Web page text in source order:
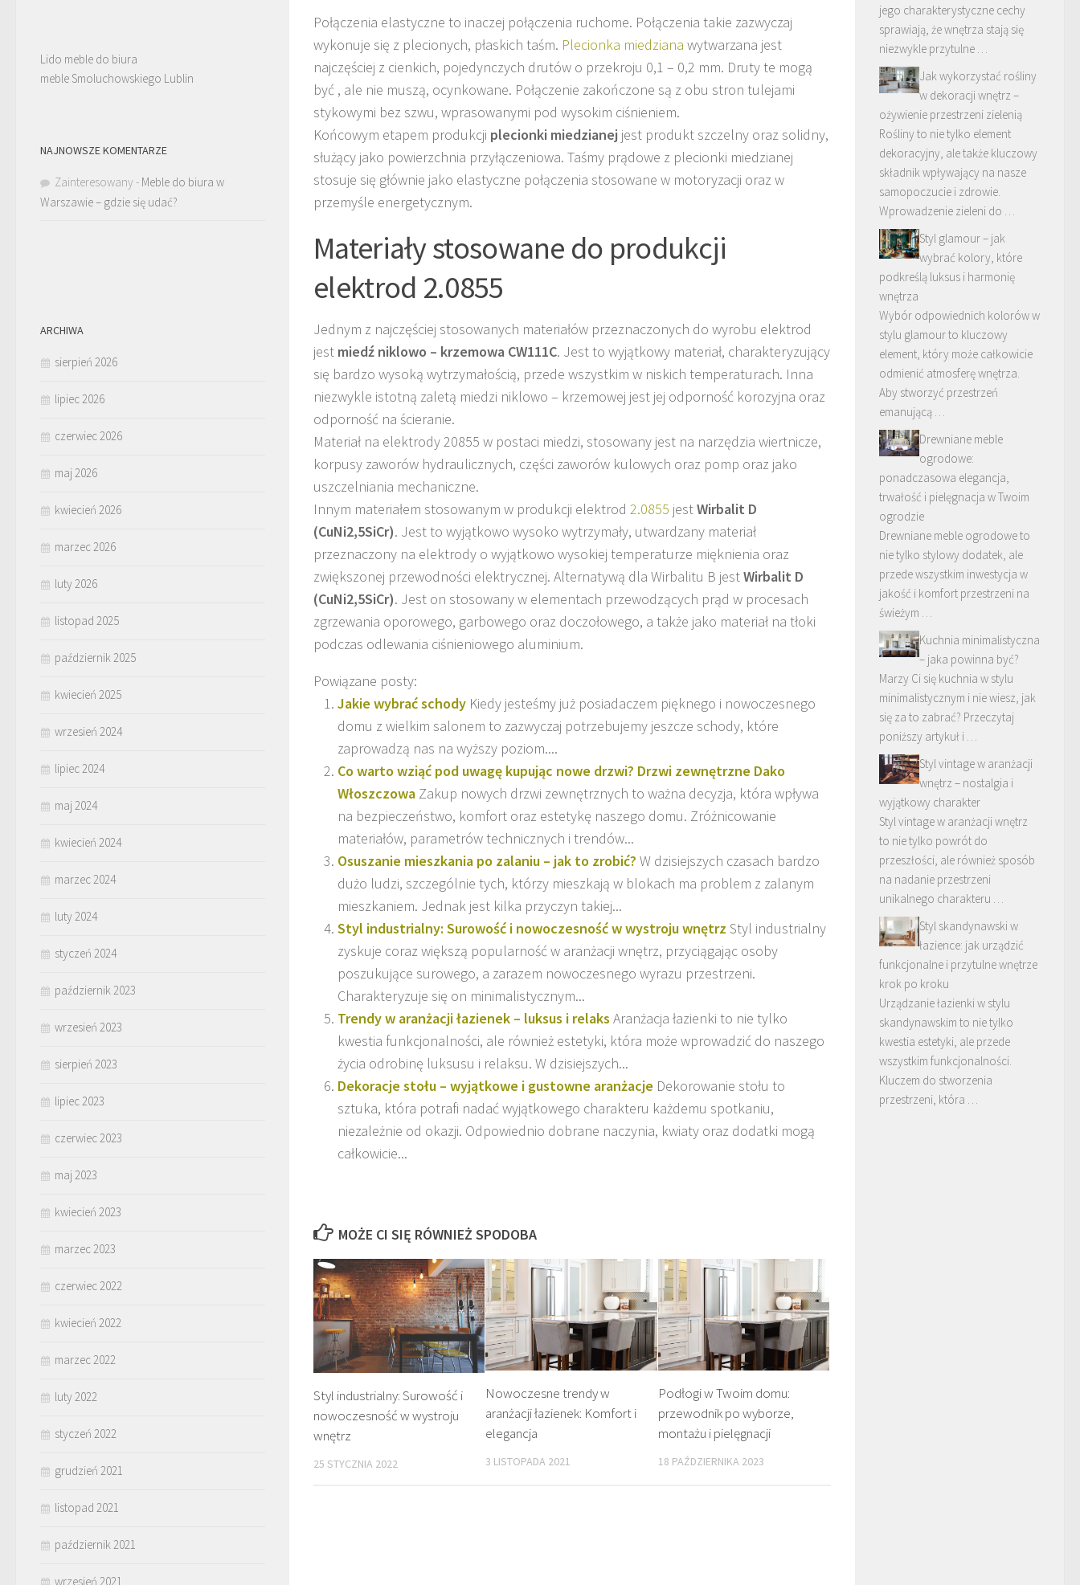
Połączenia elastyczne to inaczej połączenia ruchome. Połączenia takie zazwyczaj
wykonuje się z plecionych, płaskich taśm. Plecionka miedziana wytwarzana jest
najczęściej z cienkich, pojedynczych drutów o przekroju 0,1 – 0,2 mm. Druty te mogą
być , ale nie muszą, ocynkowane. Połączenie zakończone są z obu stron tulejami
stykowymi bez szwu, wprasowanymi pod wysokim ciśnieniem.
Końcowym etapem produkcji plecionki miedzianej jest produkt szczelny oraz solidny,
służący jako powierzchnia przyłączeniowa. Taśmy prądowe z plecionki miedzianej
stosuje się głównie jako elastyczne połączenia stosowane w motoryzacji oraz w
przemyśle energetycznym.
Materiały stosowane do produkcji
elektrod 2.0855
Jednym z najczęściej stosowanych materiałów przeznaczonych do wyrobu elektrod
jest miedź niklowo – krzemowa CW111C. Jest to wyjątkowy materiał, charakteryzujący
się bardzo wysoką wytrzymałością, przede wszystkim w niskich temperaturach. Inna
niezwykle istotną zaletą miedzi niklowo – krzemowej jest jej odporność korozyjna oraz
odporność na ścieranie.
Materiał na elektrody 20855 w postaci miedzi, stosowany jest na narzędzia wiertnicze,
korpusy zaworów hydraulicznych, części zaworów kulowych oraz pomp oraz jako
uszczelniania mechaniczne.
Innym materiałem stosowanym w produkcji elektrod 2.0855 jestWirbalit D
(CuNi2,5SiCr). Jest to wyjątkowo wysoko wytrzymały, utwardzany materiał
przeznaczony na elektrody o wyjątkowo wysokiej temperaturze mięknienia oraz
zwiększonej przewodności elektrycznej. Alternatywą dla Wirbalitu B jestWirbalit D
(CuNi2,5SiCr). Jest on stosowany w elementach przewodzących prąd w procesach
zgrzewania oporowego, garbowego oraz doczołowego, a także jako materiał na tłoki
podczas odlewania ciśnieniowego aluminium.
Powiązane posty:
Jakie wybrać schody Kiedy jesteśmy już posiadaczem pięknego i nowoczesnego
domu z wielkim salonem to zazwyczaj potrzebujemy jeszcze schody, które
zaprowadzą nas na wyższy poziom....
Co warto wziąć pod uwagę kupując nowe drzwi? Drzwi zewnętrzne Dako
Włoszczowa Zakup nowych drzwi zewnętrznych to ważna decyzja, która wpływa
na bezpieczeństwo, komfort oraz estetykę naszego domu. Zróżnicowanie
materiałów, parametrów technicznych i trendów...
Osuszanie mieszkania po zalaniu – jak to zrobić? W dzisiejszych czasach bardzo
dużo ludzi, szczególnie tych, którzy mieszkają w blokach ma problem z zalanym
mieszkaniem. Jednak jest kilka przyczyn takiej...
Styl industrialny: Surowość i nowoczesność w wystroju wnętrz Styl industrialny
zyskuje coraz większą popularność w aranżacji wnętrz, przyciągając osoby
poszukujące surowego, a zarazem nowoczesnego wyrazu przestrzeni.
Charakteryzuje się on minimalistycznym...
Trendy w aranżacji łazienek – luksus i relaks Aranżacja łazienki to nie tylko
kwestia funkcjonalności, ale również estetyki, która może wprowadzić do naszego
życia odrobinę luksusu i relaksu. W dzisiejszych...
Dekoracje stołu – wyjątkowe i gustowne aranżacje Dekorowanie stołu to
sztuka, która potrafi nadać wyjątkowego charakteru każdemu spotkaniu,
niezależnie od okazji. Odpowiednio dobrane naczynia, kwiaty oraz dodatki mogą
całkowicie...
MOŻE CI SIĘ RÓWNIEŻ SPODOBA
Styl industrialny: Surowość i
nowoczesność w wystroju
wnętrz
25 STYCZNIA 2022
Nowoczesne trendy w
aranżacji łazienek: Komfort i
elegancja
3 LISTOPADA 2021
Podłogi w Twoim domu:
przewodnik po wyborze,
montażu i pielęgnacji
18 PAŹDZIERNIKA 2023
Lido meble do biura
meble Smoluchowskiego Lublin
NAJNOWSZE KOMENTARZE
Zainteresowany - Meble do biura w
Warszawie – gdzie się udać?
ARCHIWA
sierpień 2026
lipiec 2026
czerwiec 2026
maj 2026
kwiecień 2026
marzec 2026
luty 2026
listopad 2025
październik 2025
kwiecień 2025
wrzesień 2024
lipiec 2024
maj 2024
kwiecień 2024
marzec 2024
luty 2024
styczeń 2024
październik 2023
wrzesień 2023
sierpień 2023
lipiec 2023
czerwiec 2023
maj 2023
kwiecień 2023
marzec 2023
czerwiec 2022
kwiecień 2022
marzec 2022
luty 2022
styczeń 2022
grudzień 2021
listopad 2021
październik 2021
wrzesień 2021
jego charakterystyczne cechy
sprawiają, że wnętrza stają się
niezwykle przytulne …
Jak wykorzystać rośliny
w dekoracji wnętrz –
ożywienie przestrzeni zielenią
Rośliny to nie tylko element
dekoracyjny, ale także kluczowy
składnik wpływający na nasze
samopoczucie i zdrowie.
Wprowadzenie zieleni do …
Styl glamour – jak
wybrać kolory, które
podkreślą luksus i harmonię
wnętrza
Wybór odpowiednich kolorów w
stylu glamour to kluczowy
element, który może całkowicie
odmienić atmosferę wnętrza.
Aby stworzyć przestrzeń
emanującą …
Drewniane meble
ogrodowe:
ponadczasowa elegancja,
trwałość i pielęgnacja w Twoim
ogrodzie
Drewniane meble ogrodowe to
nie tylko stylowy dodatek, ale
przede wszystkim inwestycja w
jakość i komfort przestrzeni na
świeżym …
Kuchnia minimalistyczna
– jaka powinna być?
Marzy Ci się kuchnia w stylu
minimalistycznym i nie wiesz, jak
się za to zabrać? Przeczytaj
poniższy artykuł i …
Styl vintage w aranżacji
wnętrz – nostalgia i
wyjątkowy charakter
Styl vintage w aranżacji wnętrz
to nie tylko powrót do
przeszłości, ale również sposób
na nadanie przestrzeni
unikalnego charakteru …
Styl skandynawski w
łazience: jak urządzić
funkcjonalne i przytulne wnętrze
krok po kroku
Urządzanie łazienki w stylu
skandynawskim to nie tylko
kwestia estetyki, ale przede
wszystkim funkcjonalności.
Kluczem do stworzenia
przestrzeni, która …